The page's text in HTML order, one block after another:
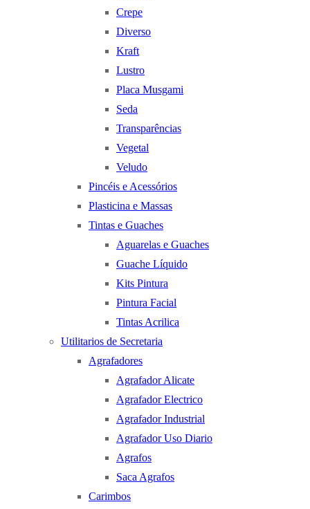
Crepe
Diverso
Kraft
Lustro
Placa Musgami
Seda
Transparências
Vegetal
Veludo
Pincéis e Acessórios
Plasticina e Massas
Tintas e Guaches
Aguarelas e Guaches
Guache Líquido
Kits Pintura
Pintura Facial
Tintas Acrilica
Utilitarios de Secretaria
Agrafadores
Agrafador Alicate
Agrafador Electrico
Agrafador Industrial
Agrafador Uso Diario
Agrafos
Saca Agrafos
Carimbos